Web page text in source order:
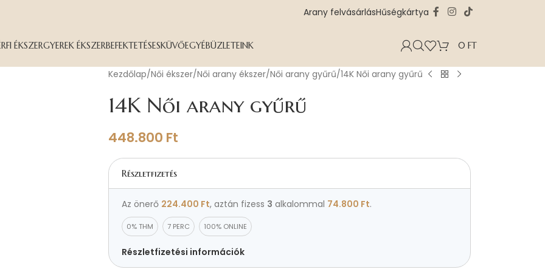
Arany felvásárlásHűségkártya
ÉKSZERGYEREK ÉKSZERBEFEKTETÉSESKÜVŐEGYÉBÜZLETEINK 0 FT
Kezdőlap Női ékszer Női arany ékszer Női arany gyűrű 14K Női arany gyűrű
14K Női arany gyűrű
448.800 Ft
Részletfizetés
Az önerő 224.400 Ft, aztán fizess 3 alkalommal 74.800 Ft.
0% THM 7 PERC 100% ONLINE
Részletfizetési információk